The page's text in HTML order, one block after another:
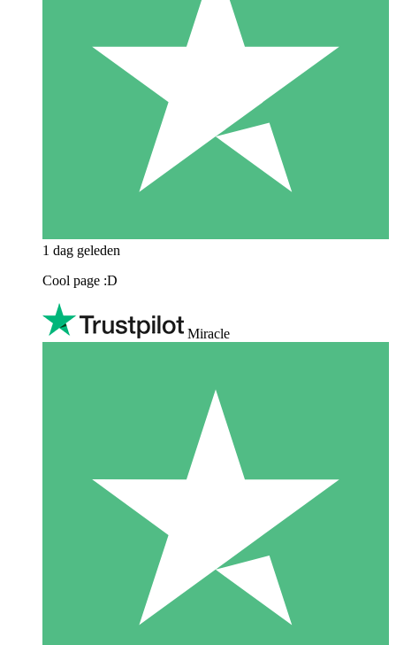
1 dag geleden
Cool page :D
Miracle